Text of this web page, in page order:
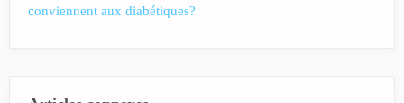
conviennent aux diabétiques?